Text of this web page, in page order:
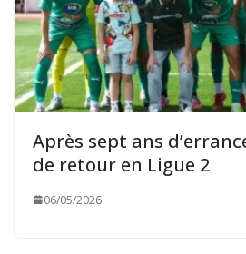
Après sept ans
de retour en Ligue 2
06/05/2026